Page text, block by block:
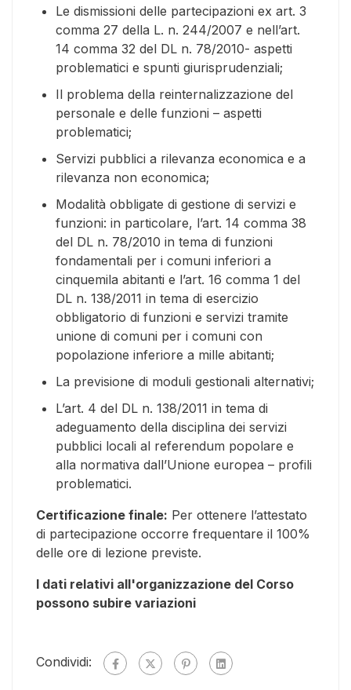
Le dismissioni delle partecipazioni ex art. 3
comma 27 della L. n. 244/2007 e nell’art.
14 comma 32 del DL n. 78/2010- aspetti
problematici e spunti giurisprudenziali;
Il problema della reinternalizzazione del
personale e delle funzioni – aspetti
problematici;
Servizi pubblici a rilevanza economica e a
rilevanza non economica;
Modalità obbligate di gestione di servizi e
funzioni: in particolare, l’art. 14 comma 38
del DL n. 78/2010 in tema di funzioni
fondamentali per i comuni inferiori a
cinquemila abitanti e l’art. 16 comma 1 del
DL n. 138/2011 in tema di esercizio
obbligatorio di funzioni e servizi tramite
unione di comuni per i comuni con
popolazione inferiore a mille abitanti;
La previsione di moduli gestionali alternativi;
L’art. 4 del DL n. 138/2011 in tema di
adeguamento della disciplina dei servizi
pubblici locali al referendum popolare e
alla normativa dall’Unione europea – profili
problematici.
Certificazione finale: Per ottenere l’attestato
di partecipazione occorre frequentare il 100%
delle ore di lezione previste.
I dati relativi all'organizzazione del Corso
possono subire variazioni
Condividi: